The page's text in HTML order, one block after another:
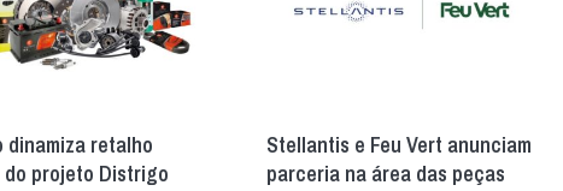
dinamiza retalho
projeto Distrigo
Stellantis e Feu Vert anunciam
parceria na área das peças